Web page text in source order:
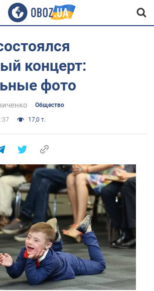
концерт:
фото
Общество
17,0 т.